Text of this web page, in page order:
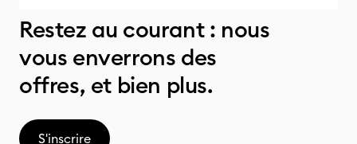
Restez au courant : nous
vous enverrons des
offres, et bien plus.
S'inscrire